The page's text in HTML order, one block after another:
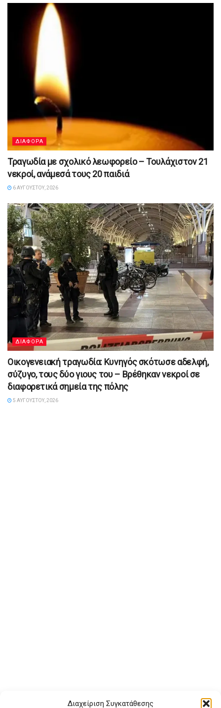
Διαχείριση Συγκατάθεσης
ΔΙΑΦΟΡΑ
Τραγωδία με σχολικό λεωφορείο – Τουλάχιστον 21
νεκροί, ανάμεσά τους 20 παιδιά
6 ΑΥΓΟΎΣΤΟΥ, 2026
ΔΙΑΦΟΡΑ
Οικογενειακή τραγωδία: Κυνηγός σκότωσε αδελφή,
σύζυγο, τους δύο γιους του – Βρέθηκαν νεκροί σε
διαφορετικά σημεία της πόλης
5 ΑΥΓΟΎΣΤΟΥ, 2026